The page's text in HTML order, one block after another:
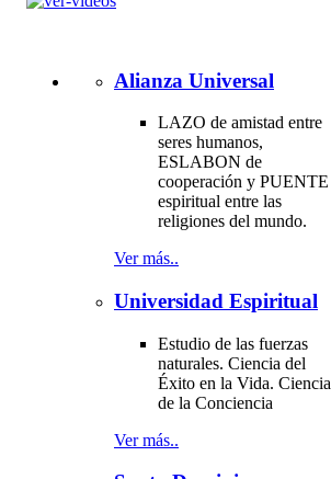
Alianza Universal
LAZO de amistad entre
seres humanos,
ESLABON de
cooperación y PUENTE
espiritual entre las
religiones del mundo.
Ver más..
Universidad Espiritual
Estudio de las fuerzas
naturales. Ciencia del
Éxito en la Vida. Ciencia
de la Conciencia
Ver más..